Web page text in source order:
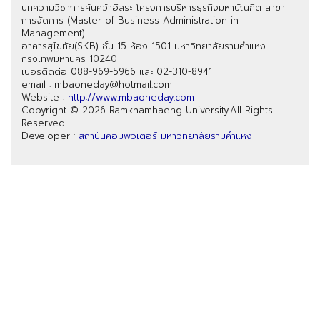
บทความวิชาการค้นคว้าอิสระ โครงการบริหารธุรกิจมหาบัณฑิต สาขา
การจัดการ (Master of Business Administration in
Management)
อาคารสุโขทัย(SKB) ชั้น 15 ห้อง 1501 มหาวิทยาลัยรามคำแหง
กรุงเทพมหานคร 10240
เบอร์ติดต่อ 088-969-5966 และ 02-310-8941
email : mbaoneday@hotmail.com
Website : http://www.mbaoneday.com
Copyright © 2026 Ramkhamhaeng University.All Rights
Reserved.
Developer : สถาบันคอมพิวเตอร์ มหาวิทยาลัยรามคำแหง